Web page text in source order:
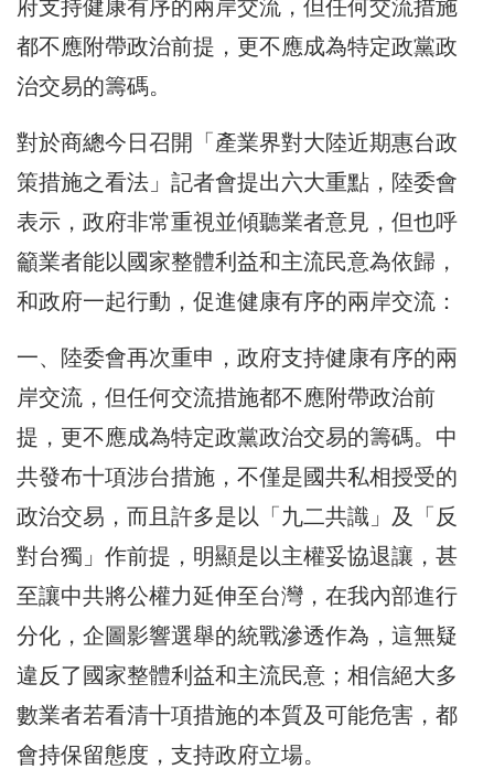
府支持健康有序的兩岸交流，但任何交流措施
都不應附帶政治前提，更不應成為特定政黨政
治交易的籌碼。
對於商總今日召開「產業界對大陸近期惠台政
策措施之看法」記者會提出六大重點，陸委會
表示，政府非常重視並傾聽業者意見，但也呼
籲業者能以國家整體利益和主流民意為依歸，
和政府一起行動，促進健康有序的兩岸交流：
一、陸委會再次重申，政府支持健康有序的兩
岸交流，但任何交流措施都不應附帶政治前
提，更不應成為特定政黨政治交易的籌碼。中
共發布十項涉台措施，不僅是國共私相授受的
政治交易，而且許多是以「九二共識」及「反
對台獨」作前提，明顯是以主權妥協退讓，甚
至讓中共將公權力延伸至台灣，在我內部進行
分化，企圖影響選舉的統戰滲透作為，這無疑
違反了國家整體利益和主流民意；相信絕大多
數業者若看清十項措施的本質及可能危害，都
會持保留態度，支持政府立場。